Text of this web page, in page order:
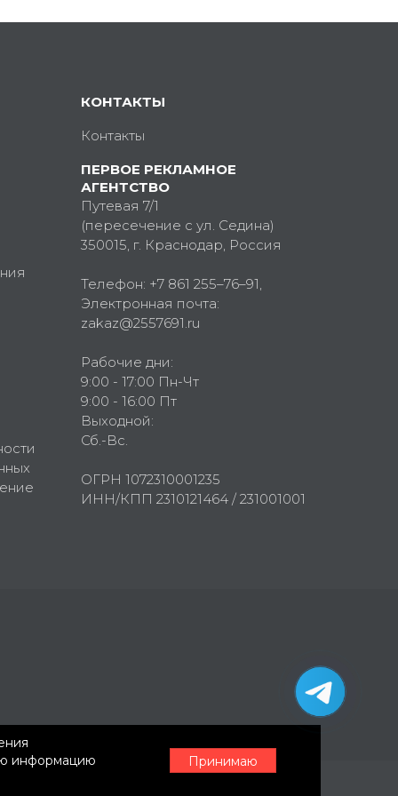
КОНТАКТЫ
Контакты
ПЕРВОЕ РЕКЛАМНОЕ
АГЕНТСТВО
Путевая 7/1
(пересечение с ул. Седина)
350015 , г. Краснодар, Россия
Телефон: +7 861 255–76–91
Электронная почта:
zakaz@2557691.ru
Рабочие дни:
9:00 - 17:00 Пн-Чт
9:00 - 16:00 Пт
Выходной:
Сб.-Вс.
ОГРН 1072310001235
ИНН/КПП 2310121464 / 231001001
информацию
Принимаю